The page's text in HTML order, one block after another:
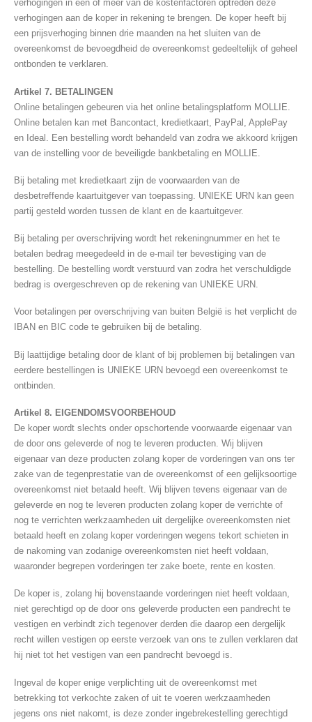
verhogingen in een of meer van de kostenfactoren optreden deze
verhogingen aan de koper in rekening te brengen. De koper heeft bij
een prijsverhoging binnen drie maanden na het sluiten van de
overeenkomst de bevoegdheid de overeenkomst gedeeltelijk of geheel
ontbonden te verklaren.
Artikel 7. BETALINGEN
Online betalingen gebeuren via het online betalingsplatform MOLLIE.
Online betalen kan met Bancontact, kredietkaart, PayPal, ApplePay
en Ideal. Een bestelling wordt behandeld van zodra we akkoord krijgen
van de instelling voor de beveiligde bankbetaling en MOLLIE.
Bij betaling met kredietkaart zijn de voorwaarden van de
desbetreffende kaartuitgever van toepassing. UNIEKE URN kan geen
partij gesteld worden tussen de klant en de kaartuitgever.
Bij betaling per overschrijving wordt het rekeningnummer en het te
betalen bedrag meegedeeld in de e-mail ter bevestiging van de
bestelling. De bestelling wordt verstuurd van zodra het verschuldigde
bedrag is overgeschreven op de rekening van UNIEKE URN.
Voor betalingen per overschrijving van buiten België is het verplicht de
IBAN en BIC code te gebruiken bij de betaling.
Bij laattijdige betaling door de klant of bij problemen bij betalingen van
eerdere bestellingen is UNIEKE URN bevoegd een overeenkomst te
ontbinden.
Artikel 8. EIGENDOMSVOORBEHOUD
De koper wordt slechts onder opschortende voorwaarde eigenaar van
de door ons geleverde of nog te leveren producten. Wij blijven
eigenaar van deze producten zolang koper de vorderingen van ons ter
zake van de tegenprestatie van de overeenkomst of een gelijksoortige
overeenkomst niet betaald heeft. Wij blijven tevens eigenaar van de
geleverde en nog te leveren producten zolang koper de verrichte of
nog te verrichten werkzaamheden uit dergelijke overeenkomsten niet
betaald heeft en zolang koper vorderingen wegens tekort schieten in
de nakoming van zodanige overeenkomsten niet heeft voldaan,
waaronder begrepen vorderingen ter zake boete, rente en kosten.
De koper is, zolang hij bovenstaande vorderingen niet heeft voldaan,
niet gerechtigd op de door ons geleverde producten een pandrecht te
vestigen en verbindt zich tegenover derden die daarop een dergelijk
recht willen vestigen op eerste verzoek van ons te zullen verklaren dat
hij niet tot het vestigen van een pandrecht bevoegd is.
Ingeval de koper enige verplichting uit de overeenkomst met
betrekking tot verkochte zaken of uit te voeren werkzaamheden
jegens ons niet nakomt, is deze zonder ingebrekestelling gerechtigd